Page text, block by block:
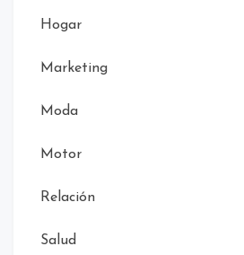
Hogar
Marketing
Moda
Motor
Relación
Salud